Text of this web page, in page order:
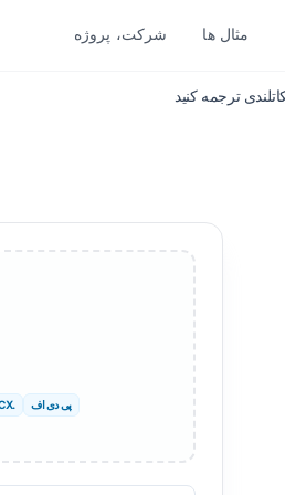
PDF به TXT سوئدی
سواحیلی
مثال ها شرکت، پروژه
پی دی اف .DOCX